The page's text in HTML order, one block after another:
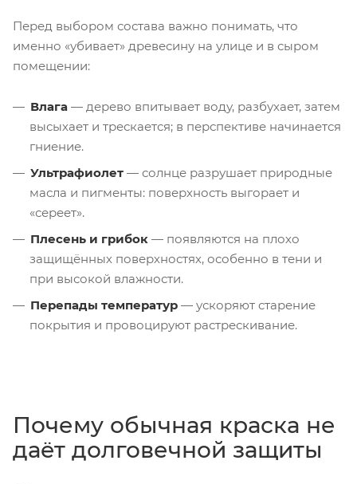
Перед выбором состава важно понимать, что
именно «убивает» древесину на улице и в сыром
помещении:
Влага — дерево впитывает воду, разбухает, затем
высыхает и трескается; в перспективе начинается
гниение.
Ультрафиолет — солнце разрушает природные
масла и пигменты: поверхность выгорает и
«сереет».
Плесень и грибок — появляются на плохо
защищённых поверхностях, особенно в тени и
при высокой влажности.
Перепады температур — ускоряют старение
покрытия и провоцируют растрескивание.
Почему обычная краска не
даёт долговечной защиты